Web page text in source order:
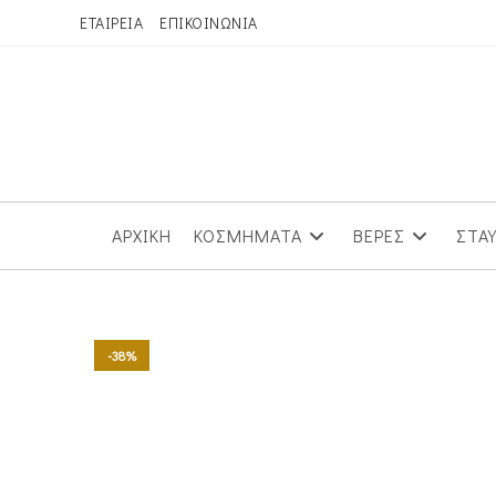
ΕΤΑΙΡΕΙΑ ΕΠΙΚΟΙΝΩΝΙΑ
ΑΡΧΙΚΗ ΚΟΣΜΗΜΑΤΑ ΒΕΡΕΣ
-38%